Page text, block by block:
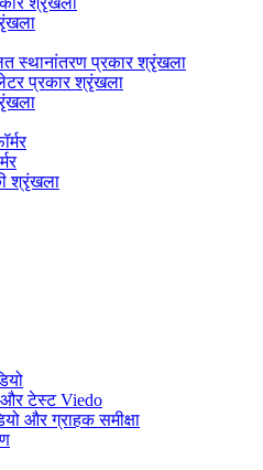
स्थानांतरण प्रकार श्रृंखला
प्रकार श्रृंखला
श्रृंखला
और टेस्ट Viedo
और ग्राहक समीक्षा